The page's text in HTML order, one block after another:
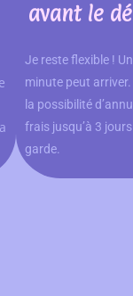
avant le
Je reste flexible !
minute peut arriver.
la possibilité
frais jusqu’à 3
garde.